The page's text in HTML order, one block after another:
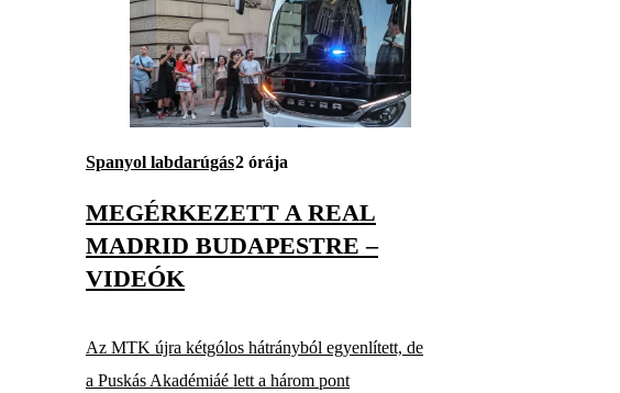
Spanyol labdarúgás2 órája
MEGÉRKEZETT A REAL
MADRID BUDAPESTRE –
VIDEÓK
Az MTK újra kétgólos hátrányból egyenlített, de
a Puskás Akadémiáé lett a három pont